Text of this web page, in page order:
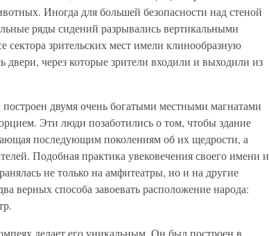
Иногда для большей безопасности над стеной
ряды сидений разрывались вертикальными
сектора зрительских мест имели клинообразную
двери, через которые зрители входили и выходили из
двумя очень богатыми местными магнатами
Эти люди позаботились о том, чтобы здание
последующим поколениям об их щедрости, а
Подобная практика увековечения своего имени и
не только на амфитеатры, но и на другие
верных способа завоевать расположение народа:
делает его уникальным. Он был построен в